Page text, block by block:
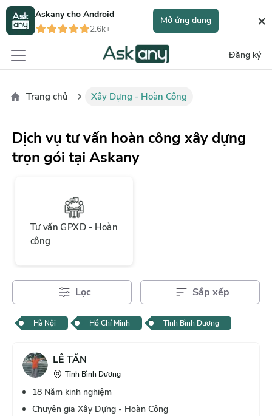
Askany cho Android
2.6k+
Mở ứng dụng ×
Đăng ký
Trang chủ Xây Dựng - Hoàn Công
Dịch vụ tư vấn hoàn công xây dựng
trọn gói tại Askany
Tư vấn GPXD - Hoàn
công
Lọc Sắp xếp
Hà Nội Hồ Chí Minh Tỉnh Bình Dương
LÊ TẤN
Tỉnh Bình Dương
18 Năm kinh nghiệm
Chuyên gia Xây Dựng - Hoàn Công